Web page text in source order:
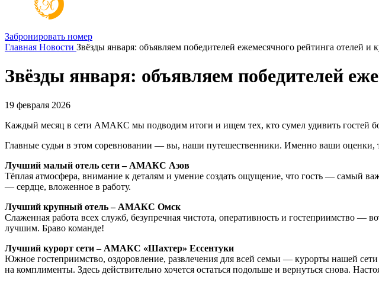
Забронировать номер
Главная Новости Звёзды января: объявляем победителей ежемесячного рейтинга отелей и
Звёзды января: объявляем победителей
19 февраля 2026
Каждый месяц в сети АМАКС мы подводим итоги и ищем тех, кто сумел удивить гостей
Главные судьи в этом соревновании — вы, наши путешественники. Именно ваши оценки,
Лучший малый отель сети – АМАКС Азов
Тёплая атмосфера, внимание к деталям и умение создать ощущение, что гость — самый
— сердце, вложенное в работу.
Лучший крупный отель–АМАКС Омск
Слаженная работа всех служб, безупречная чистота, оперативность и гостеприимство —
лучшим. Браво команде!
Лучший курорт сети – АМАКС «Шахтер» Ессентуки
Южное гостеприимство, оздоровление, развлечения для всей семьи — курорты нашей
на комплименты. Здесь действительно хочется остаться подольше и вернуться снова.